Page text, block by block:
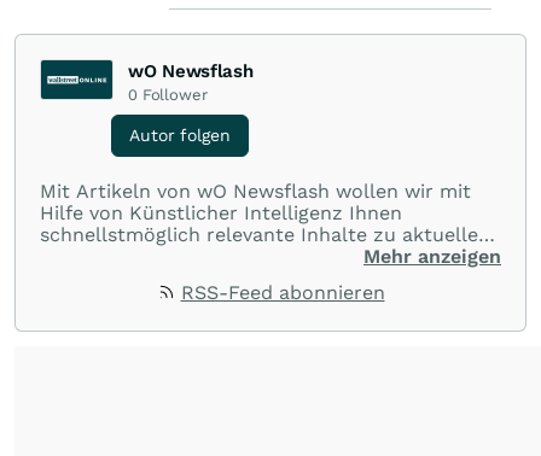
wO Newsflash
0 Follower
Autor folgen
Mit Artikeln von wO Newsflash wollen wir mit
Hilfe von Künstlicher Intelligenz Ihnen
schnellstmöglich relevante Inhalte zu aktuellen
Ereignissen rund um Börse, Finanzmärkte aus
Mehr anzeigen
RSS-Feed abonnieren